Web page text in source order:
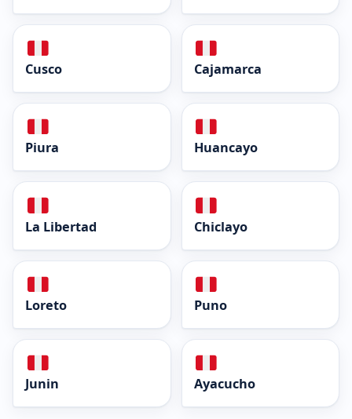
Cusco Cajamarca
Piura Huancayo
La Libertad Chiclayo
Loreto Puno
Junin Ayacucho